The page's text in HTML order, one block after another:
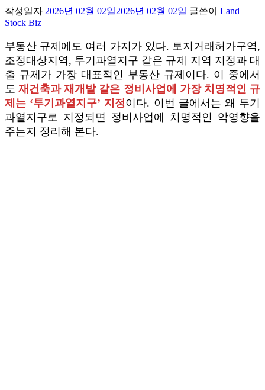
작성일자 2026년 02월 02일2026년 02월 02일 글쓴이 Land
Stock Biz
부동산 규제에도 여러 가지가 있다. 토지거래허가구역,
조정대상지역, 투기과열지구 같은 규제 지역 지정과 대
출 규제가 가장 대표적인 부동산 규제이다. 이 중에서
도재건축과 재개발 같은 정비사업에 가장 치명적인 규
제는 ‘투기과열지구’ 지정이다. 이번 글에서는 왜 투기
과열지구로 지정되면 정비사업에 치명적인 악영향을
주는지 정리해 본다.